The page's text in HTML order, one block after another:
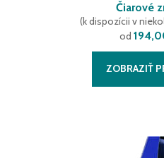
Čiarové
(k dispozícii v
od
ZOBRAZIŤ